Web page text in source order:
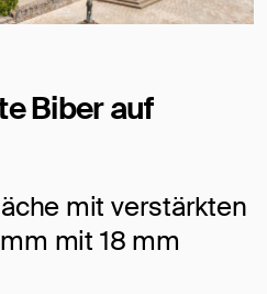
Biber auf
mit verstärkten
mit 18 mm